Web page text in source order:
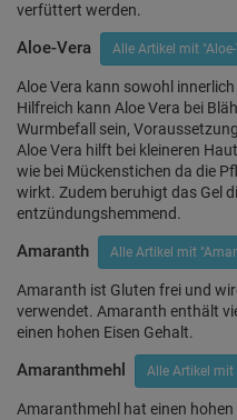
verfüttert werden.
Aloe-Vera Alle Artikel mit
Aloe Vera kann sowohl
Hilfreich kann Aloe Vera bei
Wurmbefall sein,
Aloe Vera hilft bei kleineren
wie bei Mückenstichen da die
wirkt. Zudem beruhigt das Gel
entzündungshemmend.
Amaranth Alle Artikel mit
Amaranth ist Gluten frei und
verwendet. Amaranth enthält
einen hohen Eisen Gehalt.
Amaranthmehl Alle Artikel
Amaranthmehl hat einen hohen